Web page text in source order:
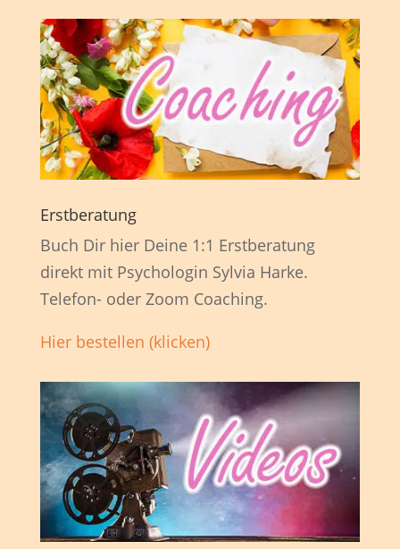
Erstberatung
Buch Dir hier Deine 1:1 Erstberatung
direkt mit Psychologin Sylvia Harke.
Telefon- oder Zoom Coaching.
Hier bestellen (klicken)